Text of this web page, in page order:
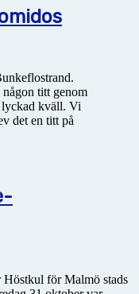
titt genom
lyckad kväll. Vi
det en titt på
Höstkul för Malmö stads